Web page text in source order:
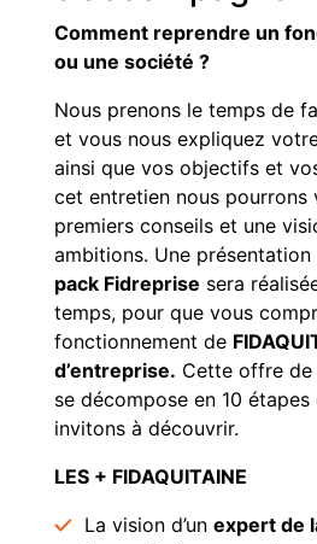
Comment reprendre un
ou une société ?
Nous prenons le temps de
et vous nous expliquez
ainsi que vos objectifs et
cet entretien nous pourrons
premiers conseils et une
ambitions. Une
pack Fidreprise sera
temps, pour que vous
fonctionnement de
d’entreprise. Cette offre de
se décompose en 10
invitons à découvrir.
LES + FIDAQUITAINE
La vision d’un expert de